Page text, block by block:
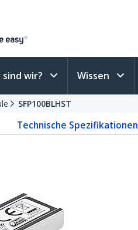
sind wir? Wissen
SFP100BLHST
Technische Spezifikationen